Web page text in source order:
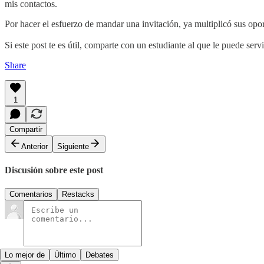
mis contactos.
Por hacer el esfuerzo de mandar una invitación, ya multiplicó sus
Si este post te es útil, comparte con un estudiante al que le puede
Share
1
Compartir
Anterior
Siguiente
Discusión sobre este post
Comentarios Restacks
Lo mejor de Último Debates